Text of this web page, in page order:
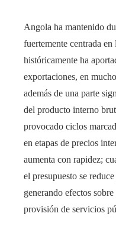
Angola ha mantenido
fuertemente centrada
históricamente ha
exportaciones, en
además de una parte
del producto interno
provocado ciclos
en etapas de precios
aumenta con rapidez;
el presupuesto se
generando efectos
provisión de servicios